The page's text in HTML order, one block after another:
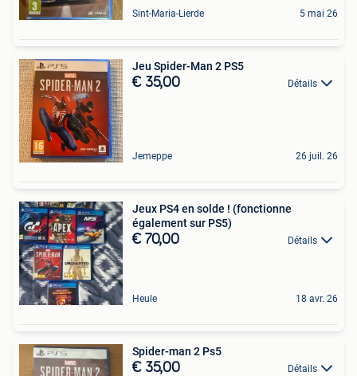
Sint-Maria-Lierde 5 mai 26
Jeu Spider-Man 2 PS5
€ 35,00 Détails
Jemeppe 26 juil. 26
Jeux PS4 en solde ! (fonctionne
également sur PS5)
€ 70,00 Détails
Heule 18 avr. 26
Spider-man 2 Ps5
€ 35,00 Détails